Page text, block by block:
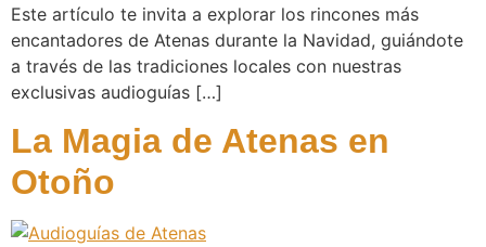
Este artículo te invita a explorar los rincones más
encantadores de Atenas durante la Navidad, guiándote
a través de las tradiciones locales con nuestras
exclusivas audioguías […]
La Magia de Atenas en
Otoño